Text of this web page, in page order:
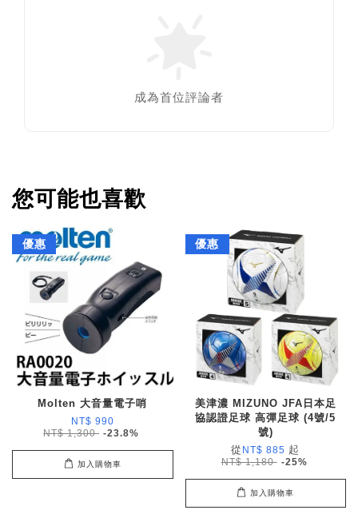
成為首位評論者
您可能也喜歡
優惠
Molten 大音量電子哨
NT$ 990
NT$ 1,300 -23.8%
加入購物車
優惠
美津濃 MIZUNO JFA日本足
協認證足球 高彈足球 (4號/5
號)
從 NT$ 885 起
NT$ 1,180 -25%
加入購物車